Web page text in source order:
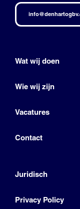
Wat wij doen
Wie wij zijn
Vacatures
Contact
Juridisch
Privacy Policy